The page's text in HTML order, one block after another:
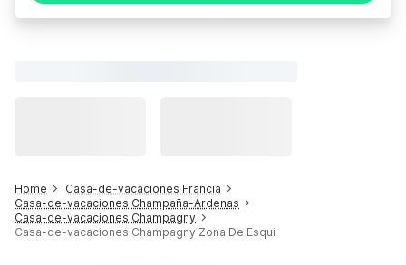
Home
Casa-de-vacaciones Francia
Casa-de-vacaciones Champaña-Ardenas
Casa-de-vacaciones Champagny
Casa-de-vacaciones Champagny Zona De Esqui